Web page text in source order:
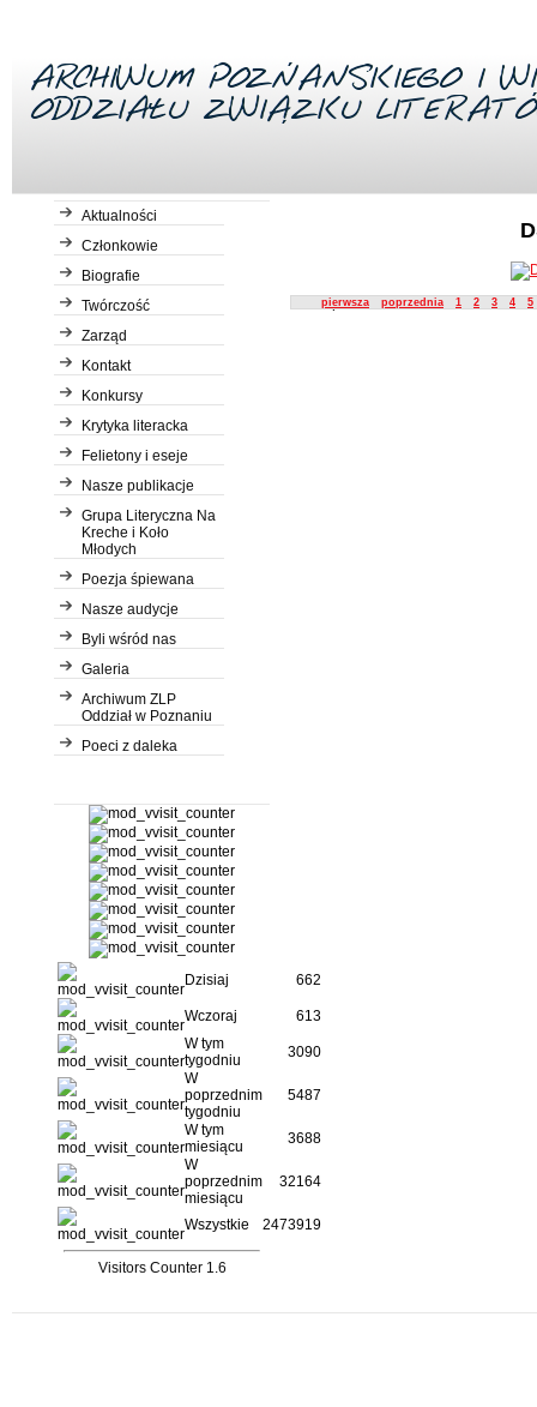
Aktualności
Członkowie
Biografie
Twórczość
Zarząd
Kontakt
Konkursy
Krytyka literacka
Felietony i eseje
Nasze publikacje
Grupa Literyczna Na
Kreche i Koło
Młodych
Poezja śpiewana
Nasze audycje
Byli wśród nas
Galeria
Archiwum ZLP
Oddział w Poznaniu
Poeci z daleka
Dzisiaj 662
Wczoraj
613
W tym
tygodniu
3090
W
poprzednim
tygodniu
5487
W tym
miesiącu
3688
W
poprzednim
miesiącu
32164
Wszystkie 2473919
Visitors Counter 1.6
pierwsza poprzednia 1 2 3 4 5
Description